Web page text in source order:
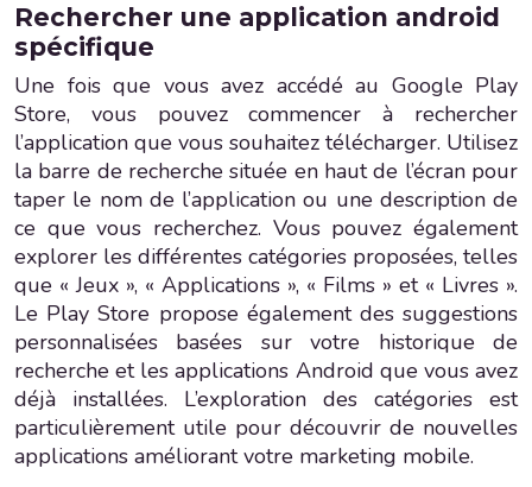
Rechercher une application android
spécifique
Une fois que vous avez accédé au Google Play
Store, vous pouvez commencer à rechercher
l’application que vous souhaitez télécharger. Utilisez
la barre de recherche située en haut de l’écran pour
taper le nom de l’application ou une description de
ce que vous recherchez. Vous pouvez également
explorer les différentes catégories proposées, telles
que « Jeux », « Applications », « Films » et « Livres ».
Le Play Store propose également des suggestions
personnalisées basées sur votre historique de
recherche et les applications Android que vous avez
déjà installées. L’exploration des catégories est
particulièrement utile pour découvrir de nouvelles
applications améliorant votre marketing mobile.